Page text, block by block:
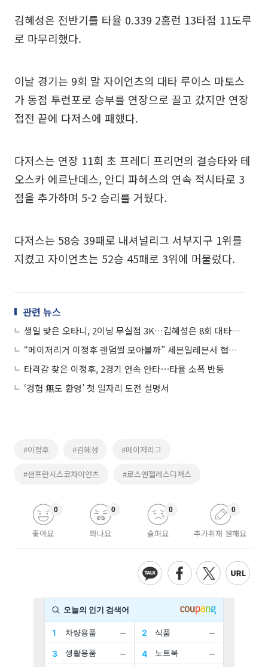
김혜성은 전반기를 타율 0.339 2홈런 13타점 11도루
로 마무리했다.
이날 경기는 9회 말 자이언츠의 대타 루이스 마토스
가 동점 투런포로 승부를 연장으로 끌고 갔지만 연장
접전 끝에 다저스에 패했다.
다저스는 연장 11회 초 프레디 프리먼의 결승타와 테
오스카 에르난데스, 안디 파헤스의 연속 적시타로 3
점을 추가하며 5-2 승리를 거뒀다.
다저스는 58승 39패로 내셔널리그 서부지구 1위를
지켰고 자이언츠는 52승 45패로 3위에 머물렀다.
관련 뉴스
생일 맞은 오타니, 2이닝 무실점 3K…김혜성은 8회 대타로 나와 무안타
“메이저리거 이정후 랜덤씰 모아볼까” 세븐일레븐서 협업제품 출시
타격감 찾은 이정후, 2경기 연속 안타⋯타율 소폭 반등
‘경험 無도 환영’ 첫 일자리 도전 설명서
#이정후 #김혜성 #메이저리그
#샌프란시스코자이언츠 #로스엔젤레스다저스
좋아요
0
화나요
0
슬퍼요
0
추가취재 원해요
0